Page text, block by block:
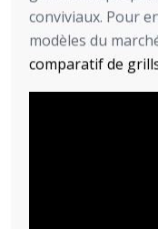
conviviaux. Pour
modèles du
comparatif de